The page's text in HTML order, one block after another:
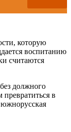
которую
воспитанию
считаются
должного
в
южнорусская